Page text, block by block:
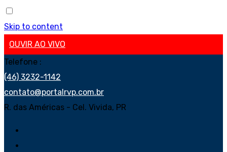
Skip to content
OUVIR AO VIVO
Telefone :
(46) 3232-1142
contato@portalrvp.com.br
R. das Américas - Cel. Vivida, PR